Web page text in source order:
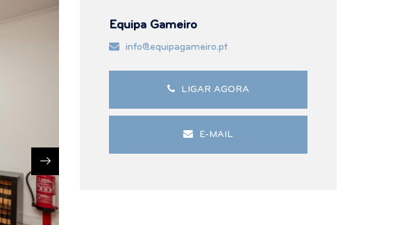
Equipa Gameiro
info@equipagameiro.pt
LIGAR AGORA
E-MAIL